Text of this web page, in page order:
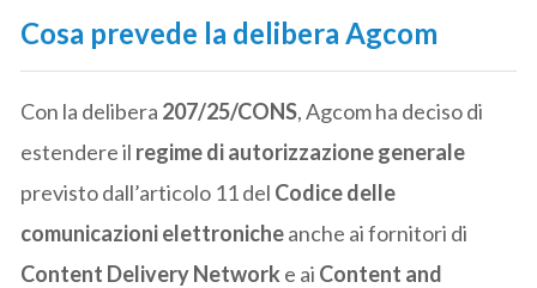
Cosa prevede la delibera Agcom
Con la delibera 207/25/CONS, Agcom ha deciso di
estendere il regime di autorizzazione generale
previsto dall’articolo 11 del Codice delle
comunicazioni elettronicheanche ai fornitori di
Content Delivery Network e ai Content and